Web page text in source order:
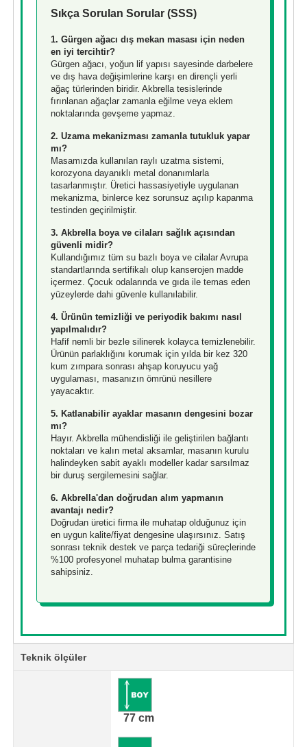
Sıkça Sorulan Sorular (SSS)
1. Gürgen ağacı dış mekan masası için neden
en iyi tercihtir?
Gürgen ağacı, yoğun lif yapısı sayesinde darbelere
ve dış hava değişimlerine karşı en dirençli yerli
ağaç türlerinden biridir. Akbrella tesislerinde
fırınlanan ağaçlar zamanla eğilme veya eklem
noktalarında gevşeme yapmaz.
2. Uzama mekanizması zamanla tutukluk yapar
mı?
Masamızda kullanılan raylı uzatma sistemi,
korozyona dayanıklı metal donanımlarla
tasarlanmıştır. Üretici hassasiyetiyle uygulanan
mekanizma, binlerce kez sorunsuz açılıp kapanma
testinden geçirilmiştir.
3. Akbrella boya ve cilaları sağlık açısından
güvenli midir?
Kullandığımız tüm su bazlı boya ve cilalar Avrupa
standartlarında sertifikalı olup kanserojen madde
içermez. Çocuk odalarında ve gıda ile temas eden
yüzeylerde dahi güvenle kullanılabilir.
4. Ürünün temizliği ve periyodik bakımı nasıl
yapılmalıdır?
Hafif nemli bir bezle silinerek kolayca temizlenebilir.
Ürünün parlaklığını korumak için yılda bir kez 320
kum zımpara sonrası ahşap koruyucu yağ
uygulaması, masanızın ömrünü nesillere
yayacaktır.
5. Katlanabilir ayaklar masanın dengesini bozar
mı?
Hayır. Akbrella mühendisliği ile geliştirilen bağlantı
noktaları ve kalın metal aksamlar, masanın kurulu
halindeyken sabit ayaklı modeller kadar sarsılmaz
bir duruş sergilemesini sağlar.
6. Akbrella'dan doğrudan alım yapmanın
avantajı nedir?
Doğrudan üretici firma ile muhatap olduğunuz için
en uygun kalite/fiyat dengesine ulaşırsınız. Satış
sonrası teknik destek ve parça tedariği süreçlerinde
%100 profesyonel muhatap bulma garantisine
sahipsiniz.
Teknik ölçüler
77 cm